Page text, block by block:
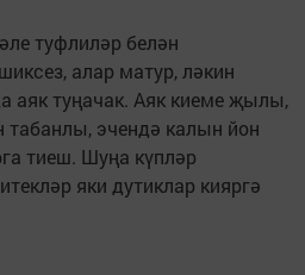
туфлиләр белән
алар матур, ләкин
аяк туңачак. Аяк киеме җылы,
эчендә калын йон
тиеш. Шуңа күпләр
яки дутиклар кияргә